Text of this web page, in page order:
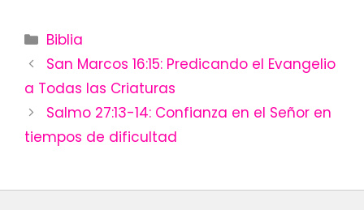
Categories
Biblia
San Marcos 16:15: Predicando el Evangelio
a Todas las Criaturas
Salmo 27:13-14: Confianza en el Señor en
tiempos de dificultad